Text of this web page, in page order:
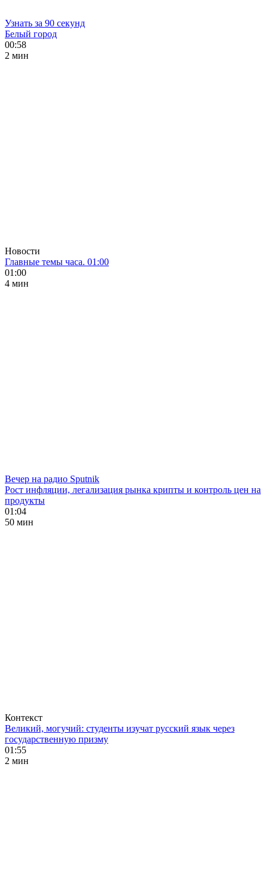
Узнать за 90 секунд
Белый город
00:58
2 мин
Новости
Главные темы часа. 01:00
01:00
4 мин
Вечер на радио Sputnik
Рост инфляции, легализация рынка крипты и контроль цен на
продукты
01:04
50 мин
Контекст
Великий, могучий: студенты изучат русский язык через
государственную призму
01:55
2 мин